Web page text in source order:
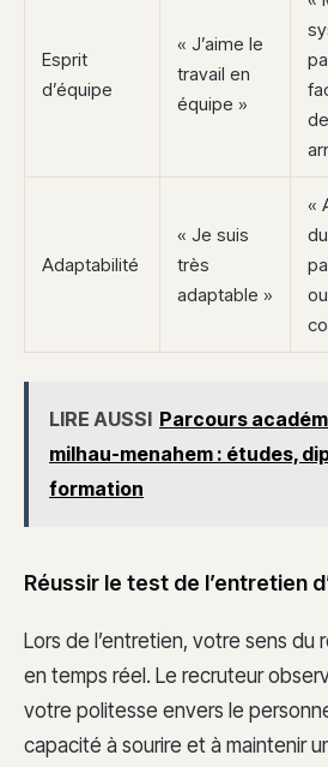
Esprit
d’équipe
« J’aime le
travail en
équipe »
Adaptabilité
« Je suis
très
adaptable »
«
LIRE AUSSI Parcours
milhau-menahem : études,
formation
Réussir le test de l’entretien
Lors de l’entretien, votre sens du
en temps réel. Le recruteur
votre politesse envers le
capacité à sourire et à maintenir